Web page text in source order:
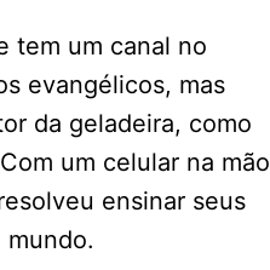
tem um canal no
evangélicos, mas
da geladeira, como
um celular na mão
ensinar seus